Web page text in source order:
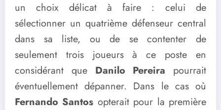
un choix délicat à faire : celui de
sélectionner un quatrième défenseur central
dans sa liste, ou de se contenter de
seulement trois joueurs à ce poste en
considérant que Danilo Pereira pourrait
éventuellement dépanner. Dans le cas où
Fernando Santos opterait pour la première